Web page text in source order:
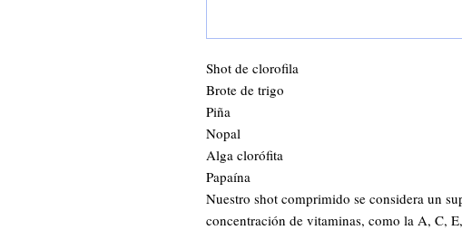
Shot de clorofila
Brote de trigo
Piña
Nopal
Alga clorófita
Papaína
Nuestro shot comprimido se considera un
concentración de vitaminas, como la A, C,